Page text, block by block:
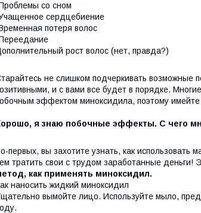
со сном
сердцебиение
потеря волос
рост волос (нет, правда?)
не слишком подчеркивать
и с вами все будет в порядке.
эффектом миноксидила, поэтому
я знаю побочные эффекты. С чего
первых, вы захотите узнать, как
тратить свои с трудом заработанные деньги!
как применять миноксидил.
наносить жидкий миноксидил
вымойте лицо. Используйте мыло,